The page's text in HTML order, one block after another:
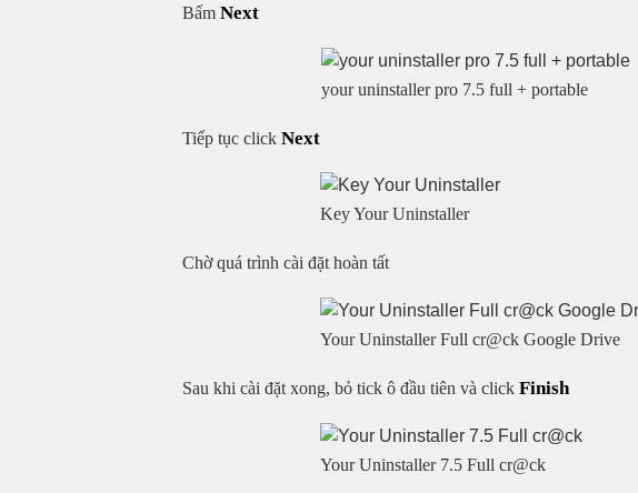
Bấm Next
your uninstaller pro 7.5 full + portable
Tiếp tục click Next
Key Your Uninstaller
Chờ quá trình cài đặt hoàn tất
Your Uninstaller Full cr@ck Google Drive
Sau khi cài đặt xong, bỏ tick ô đầu tiên và click Finish
Your Uninstaller 7.5 Full cr@ck